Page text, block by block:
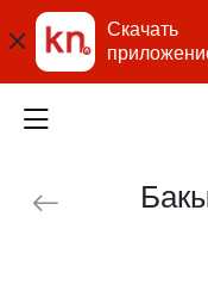
Скачать